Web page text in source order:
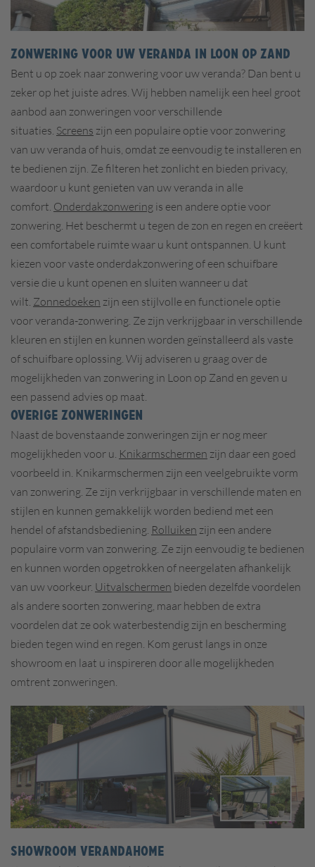
Zonwering voor uw veranda in Loon op Zand
Bent u op zoek naar zonwering voor uw veranda? Dan bent u
zeker op het juiste adres. Wij hebben namelijk een heel groot
aanbod aan zonweringen voor verschillende
situaties. Screens zijn een populaire optie voor zonwering
van uw veranda of huis, omdat ze eenvoudig te installeren en
te bedienen zijn. Ze filteren het zonlicht en bieden privacy,
waardoor u kunt genieten van uw veranda in alle
comfort. Onderdakzonwering is een andere optie voor
zonwering. Het beschermt u tegen de zon en regen en creëert
een comfortabele ruimte waar u kunt ontspannen. U kunt
kiezen voor vaste onderdakzonwering of een schuifbare
versie die u kunt openen en sluiten wanneer u dat
wilt. Zonnedoeken zijn een stijlvolle en functionele optie
voor veranda-zonwering. Ze zijn verkrijgbaar in verschillende
kleuren en stijlen en kunnen worden geïnstalleerd als vaste
of schuifbare oplossing. Wij adviseren u graag over de
mogelijkheden van zonwering in Loon op Zand en geven u
een passend advies op maat.
Overige zonweringen
Naast de bovenstaande zonweringen zijn er nog meer
mogelijkheden voor u. Knikarmschermen zijn daar een goed
voorbeeld in. Knikarmschermen zijn een veelgebruikte vorm
van zonwering. Ze zijn verkrijgbaar in verschillende maten en
stijlen en kunnen gemakkelijk worden bediend met een
hendel of afstandsbediening. Rolluiken zijn een andere
populaire vorm van zonwering. Ze zijn eenvoudig te bedienen
en kunnen worden opgetrokken of neergelaten afhankelijk
van uw voorkeur. Uitvalschermen bieden dezelfde voordelen
als andere soorten zonwering, maar hebben de extra
voordelen dat ze ook waterbestendig zijn en bescherming
bieden tegen wind en regen. Kom gerust langs in onze
showroom en laat u inspireren door alle mogelijkheden
omtrent zonweringen.
Showroom Verandahome